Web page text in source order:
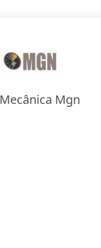
Mecânica Mgn